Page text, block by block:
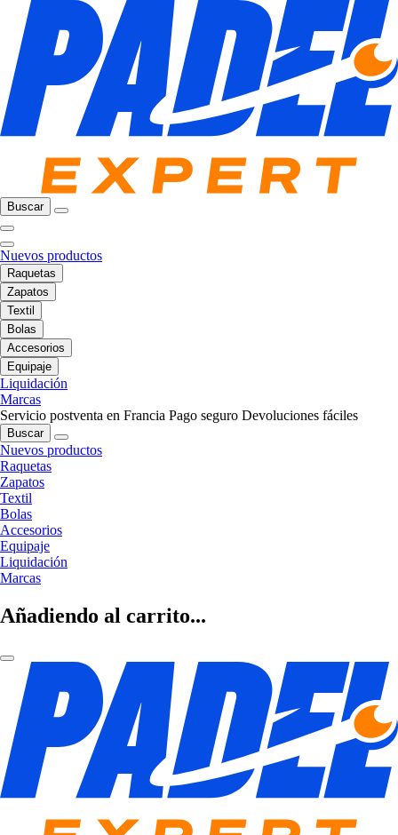
Buscar
Nuevos productos
Raquetas
Zapatos
Textil
Bolas
Accesorios
Equipaje
Liquidación
Marcas
Servicio postventa en Francia Pago seguro Devoluciones fáciles
Buscar
Nuevos productos
Raquetas
Zapatos
Textil
Bolas
Accesorios
Equipaje
Liquidación
Marcas
Añadiendo al carrito...